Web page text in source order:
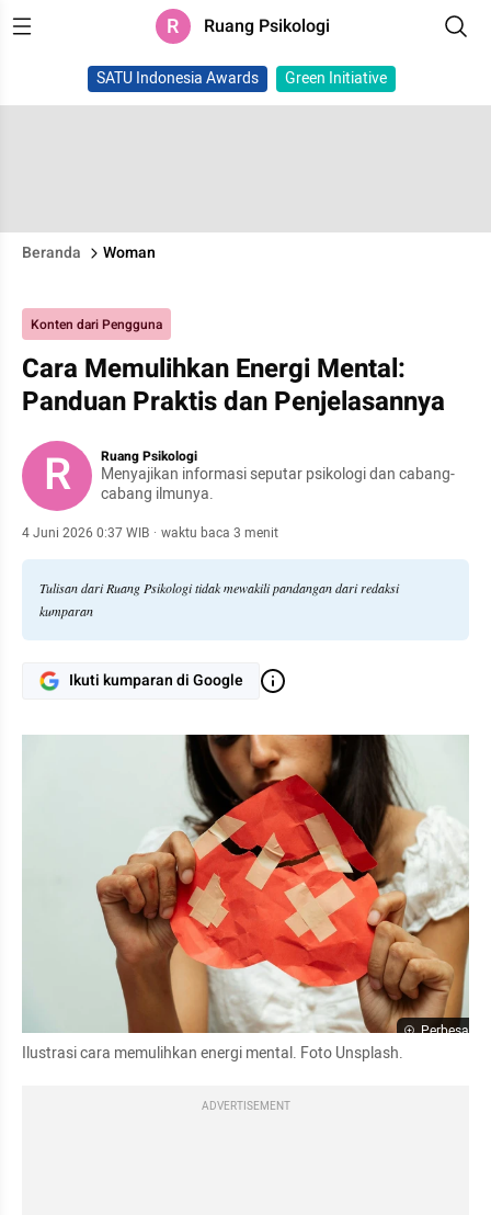
R Ruang Psikologi
SATU Indonesia Awards Green Initiative
Beranda Woman
Konten dari Pengguna
Cara Memulihkan Energi Mental:
Panduan Praktis dan Penjelasannya
R Ruang Psikologi
Menyajikan informasi seputar psikologi dan cabang-
cabang ilmunya.
4 Juni 2026 0:37 WIB · waktu baca 3 menit
Tulisan dari Ruang Psikologi tidak mewakili pandangan dari redaksi
kumparan
Ikuti kumparan di Google
Perbesar
Ilustrasi cara memulihkan energi mental. Foto Unsplash.
ADVERTISEMENT